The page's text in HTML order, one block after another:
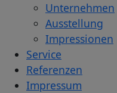
Unternehmen
Ausstellung
Impressionen
Service
Referenzen
Impressum